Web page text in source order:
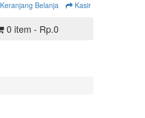
Keranjang Belanja Kasir
0 item - Rp.0